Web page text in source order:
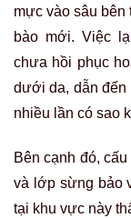
mực vào sâu bên
bào mới. Việc
chưa hồi phục
dưới da, dẫn đến
nhiều lần có sao
Bên cạnh đó,
và lớp sừng bảo
tại khu vực này